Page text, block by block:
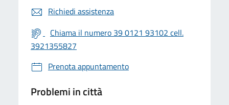
Richiedi assistenza
Chiama il numero 39 0121 93102 cell.
3921355827
Prenota appuntamento
Problemi in città